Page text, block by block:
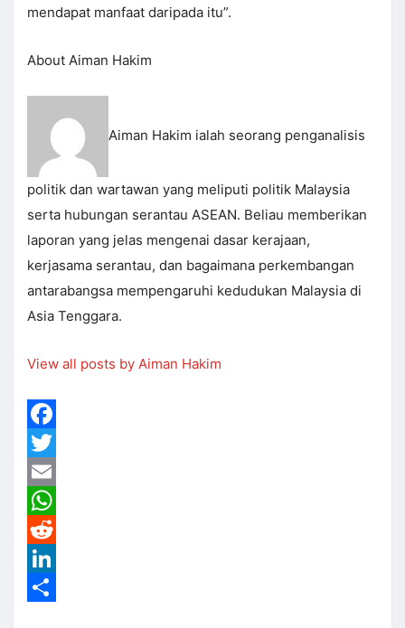
mendapat manfaat daripada itu”.
About Aiman Hakim
Aiman Hakim ialah seorang penganalisis
politik dan wartawan yang meliputi politik Malaysia
serta hubungan serantau ASEAN. Beliau memberikan
laporan yang jelas mengenai dasar kerajaan,
kerjasama serantau, dan bagaimana perkembangan
antarabangsa mempengaruhi kedudukan Malaysia di
Asia Tenggara.
View all posts by Aiman Hakim
Facebook
Twitter
Email
WhatsApp
Reddit
LinkedIn